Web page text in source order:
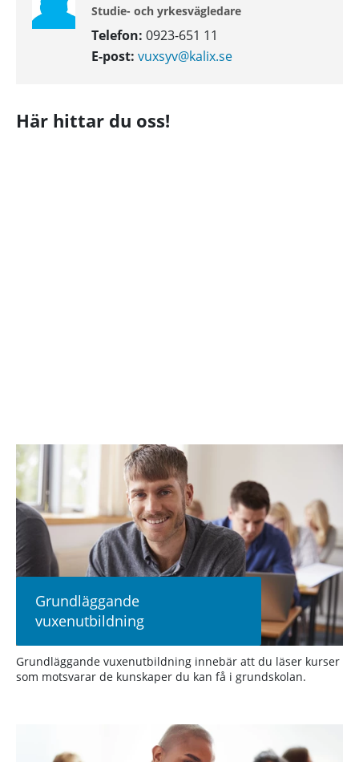
Studie- och yrkesvägledare
Telefon: 0923-651 11
E-post: vuxsyv@kalix.se
Här hittar du oss!
Grundläggande
vuxenutbildning
Grundläggande vuxenutbildning innebär att du läser kurser
som motsvarar de kunskaper du kan få i grundskolan.